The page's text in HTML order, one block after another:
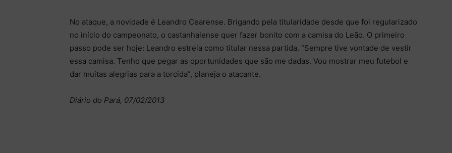
No ataque, a novidade é Leandro Cearense. Brigando pela titularidade desde que foi regularizado
no início do campeonato, o castanhalense quer fazer bonito com a camisa do Leão. O primeiro
passo pode ser hoje: Leandro estreia como titular nessa partida. “Sempre tive vontade de vestir
essa camisa. Tenho que pegar as oportunidades que são me dadas. Vou mostrar meu futebol e
dar muitas alegrias para a torcida”, planeja o atacante.
Diário do Pará, 07/02/2013